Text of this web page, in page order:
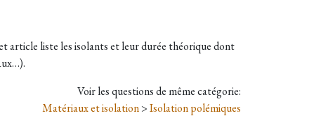
article liste les isolants et leur durée théorique dont
Voir les questions de même catégorie:
Matériaux et isolation>Isolation polémiques